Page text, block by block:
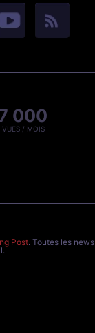
000
VUES / MOIS
Post. Toutes les news